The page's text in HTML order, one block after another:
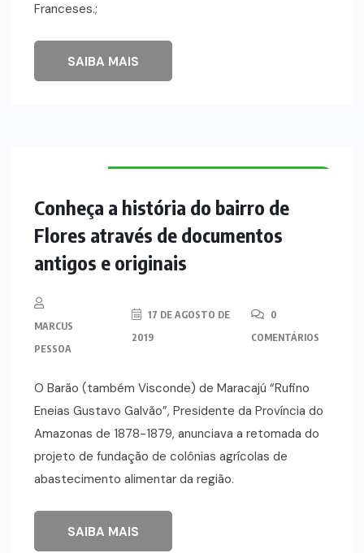
Franceses.;
SAIBA MAIS
Conheça a história do bairro de
Flores através de documentos
antigos e originais
MARCUS
PESSOA
17 DE AGOSTO DE
2019
0
COMENTÁRIOS
O Barão (também Visconde) de Maracajú “Rufino
Eneias Gustavo Galvão”, Presidente da Província do
Amazonas de 1878-1879, anunciava a retomada do
projeto de fundação de colônias agrícolas de
abastecimento alimentar da região.
SAIBA MAIS